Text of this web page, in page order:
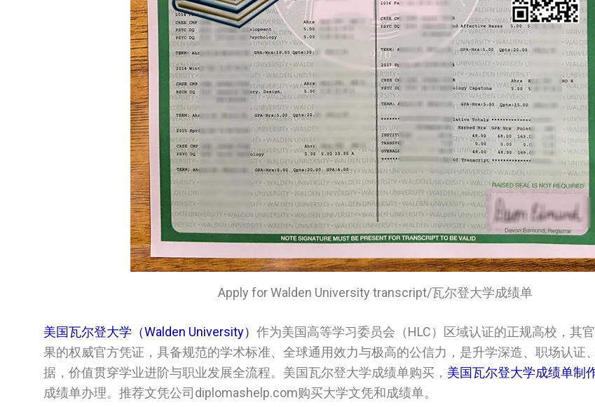
Apply for Walden University transcript/瓦尔登大学成绩单
美国瓦尔登大学（Walden University） 作为美国高等学习委员会（HLC）区域认证的正规高校，其
果的权威官方凭证，具备规范的学术标准、全球通用效力与极高的公信力，是升学深造、职场认证
据，价值贯穿学业进阶与职业发展全流程。美国瓦尔登大学成绩单购买， 美国瓦尔登大学成绩单制
成绩单办理。推荐文凭公司diplomashelp.com购买大学文凭和成绩单。